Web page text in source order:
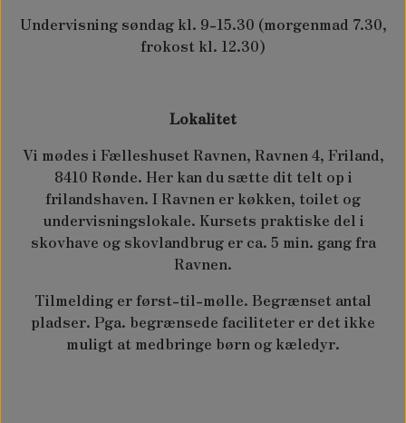
Undervisning søndag kl. 9-15.30 (morgenmad 7.30,
frokost kl. 12.30)
Lokalitet
Vi mødes i Fælleshuset Ravnen, Ravnen 4, Friland,
8410 Rønde. Her kan du sætte dit telt op i
frilandshaven. I Ravnen er køkken, toilet og
undervisningslokale. Kursets praktiske del i
skovhave og skovlandbrug er ca. 5 min. gang fra
Ravnen.
Tilmelding er først-til-mølle. Begrænset antal
pladser. Pga. begrænsede faciliteter er det ikke
muligt at medbringe børn og kæledyr.